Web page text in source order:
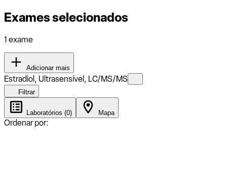
Exames selecionados
1 exame
Adicionar mais
Estradiol, Ultrasensível, LC/MS/MS
Filtrar
Laboratórios (0) Mapa
Ordenar por: